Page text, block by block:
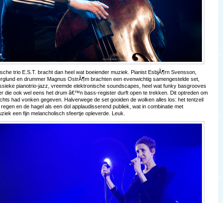
trio E.S.T. bracht dan heel wat boeiender muziek. Pianist EsbjÃ¶rn Svensson,
en drummer Magnus OstrÃ¶m brachten een evenwichtig samengestelde set,
pianotrio-jazz, vreemde elektronische soundscapes, heel wat funky basgrooves
die ook wel eens het drum â€™n bass-register durft open te trekken. Dit optreden om
had vonken gegeven. Halverwege de set gooiden de wolken alles los: het tentzeil
en de hagel als een dol applaudisserend publiek, wat in combinatie met
een fijn melancholisch sfeertje opleverde. Leuk.